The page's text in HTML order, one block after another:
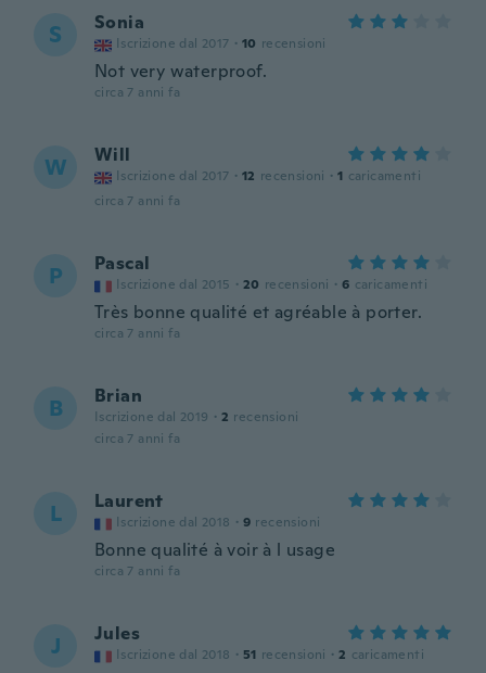
S Sonia
Iscrizione dal 2017 · 10 recensioni
Not very waterproof.
circa 7 anni fa
W Will
Iscrizione dal 2017 · 12 recensioni · 1 caricamenti
circa 7 anni fa
P Pascal
Iscrizione dal 2015 · 20 recensioni · 6 caricamenti
Très bonne qualité et agréable à porter.
circa 7 anni fa
B Brian
Iscrizione dal 2019 · 2 recensioni
circa 7 anni fa
L Laurent
Iscrizione dal 2018 · 9 recensioni
Bonne qualité à voir à l usage
circa 7 anni fa
J Jules
Iscrizione dal 2018 · 51 recensioni · 2 caricamenti